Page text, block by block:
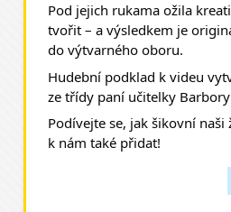
Pod jejich rukama ožila
tvořit – a výsledkem je
do výtvarného oboru.
Hudební podklad k videu
ze třídy paní učitelky
Podívejte se, jak šikovní naši
k nám také přidat!